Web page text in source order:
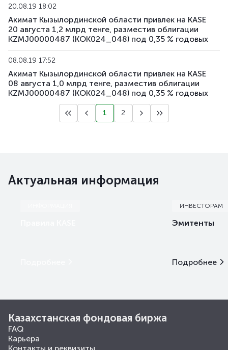
20.08.19 18:02
Акимат Кызылординской области привлек на KASE
20 августа 1,2 млрд тенге, разместив облигации
KZMJ00000487 (KOK024_048) под 0,35 % годовых
08.08.19 17:52
Акимат Кызылординской области привлек на KASE
08 августа 1,0 млрд тенге, разместив облигации
KZMJ00000487 (KOK024_048) под 0,35 % годовых
1 2
Актуальная информация
ИНВЕСТОРАМ
Эмитенты
Подробнее
Казахстанская фондовая биржа
FAQ
Карьера